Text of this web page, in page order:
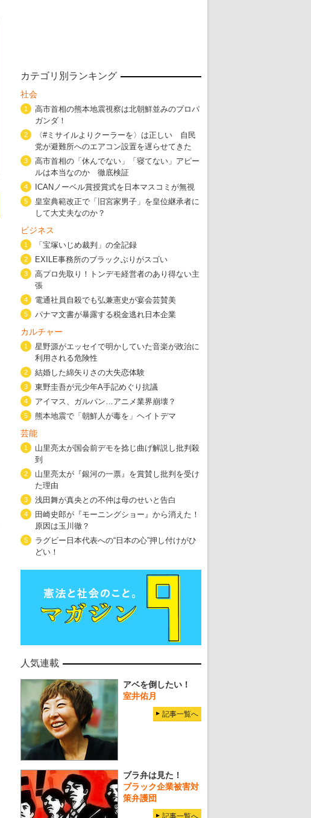
・ 五輪関係者が入国当日、築地を散歩！
カテゴリ別ランキング
社会
1
高市首相の熊本地震視察は北朝鮮並みのプロパ
ガンダ！
2
〈#ミサイルよりクーラーを〉は正しい 自民
党が避難所へのエアコン設置を遅らせてきた
3
高市首相の「休んでない」「寝てない」アピー
ルは本当なのか 徹底検証
4 ICANノーベル賞授賞式を日本マスコミが無視
5
皇室典範改正で「旧宮家男子」を皇位継承者に
して大丈夫なのか？
ビジネス
1 「宝塚いじめ裁判」の全記録
2 EXILE事務所のブラックぶりがスゴい
3
高プロ先取り！トンデモ経営者のあり得ない主
張
4 電通社員自殺でも弘兼憲史が宴会芸賛美
5 パナマ文書が暴露する税金逃れ日本企業
カルチャー
1
星野源がエッセイで明かしていた音楽が政治に
利用される危険性
2 結婚した綿矢りさの大失恋体験
3 東野圭吾が元少年A手記めぐり抗議
4 アイマス、ガルパン…アニメ業界崩壊？
5 熊本地震で「朝鮮人が毒を」ヘイトデマ
芸能
1
山里亮太が国会前デモを捻じ曲げ解説し批判殺
到
2
山里亮太が『銀河の一票』を賞賛し批判を受け
た理由
3 浅田舞が真央との不仲は母のせいと告白
4
田崎史郎が『モーニングショー』から消えた！
原因は玉川徹？
5
ラグビー日本代表への“日本の心”押し付けがひ
どい！
人気連載
アベを倒したい！
室井佑月
記事一覧へ
ブラ弁は見た！
ブラック企業被害対
策弁護団
記事一覧へ